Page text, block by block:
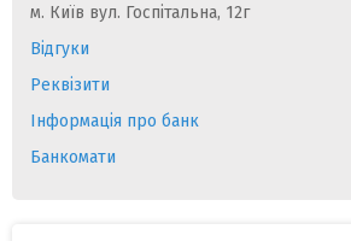
м. Київ вул. Госпітальна, 12г
Відгуки
Реквізити
Інформація про банк
Банкомати